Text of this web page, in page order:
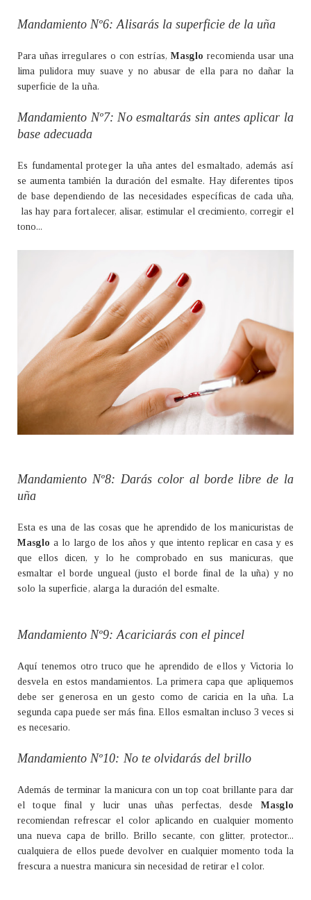
Mandamiento Nº6: Alisarás la superficie de la uña
Para uñas irregulares o con estrías,Masglo recomienda usar una
lima pulidora muy suave y no abusar de ella para no dañar la
superficie de la uña.
Mandamiento Nº7: No esmaltarás sin antes aplicar la
base adecuada
Es fundamental proteger la uña antes del esmaltado, además así
se aumenta también la duración del esmalte. Hay diferentes tipos
de base dependiendo de las necesidades específicas de cada uña,
las hay para fortalecer, alisar, estimular el crecimiento, corregir el
tono...
Mandamiento Nº8: Darás color al borde libre de la
uña
Esta es una de las cosas que he aprendido de los manicuristas de
Masglo a lo largo de los años y que intento replicar en casa y es
que ellos dicen, y lo he comprobado en sus manicuras, que
esmaltar el borde ungueal (justo el borde final de la uña) y no
solo la superficie, alarga la duración del esmalte.
Mandamiento Nº9: Acariciarás con el pincel
Aquí tenemos otro truco que he aprendido de ellos y Victoria lo
desvela en estos mandamientos. La primera capa que apliquemos
debe ser generosa en un gesto como de caricia en la uña. La
segunda capa puede ser más fina. Ellos esmaltan incluso 3 veces si
es necesario.
Mandamiento Nº10: No te olvidarás del brillo
Además de terminar la manicura con un top coat brillante para dar
el toque final y lucir unas uñas perfectas, desde Masglo
recomiendan refrescar el color aplicando en cualquier momento
una nueva capa de brillo. Brillo secante, con glitter, protector...
cualquiera de ellos puede devolver en cualquier momento toda la
frescura a nuestra manicura sin necesidad de retirar el color.